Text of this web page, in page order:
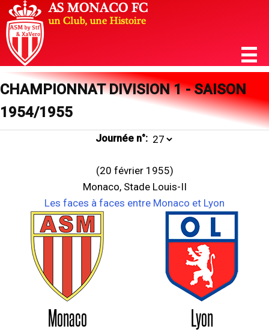
CHAMPIONNAT DIVISION 1 - SAISON
1954/1955
Journée n°:
(20 février 1955)
Monaco, Stade Louis-II
Les faces à faces entre Monaco et Lyon
Monaco Lyon